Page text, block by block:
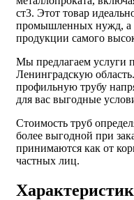
ст3. Этот товар
промышленных нужд, а
продукции самого
Мы предлагаем услуги
Ленинградскую
профильную трубу
для вас выгодные
Стоимость труб
более выгодной при
принимаются как от
частных лиц.